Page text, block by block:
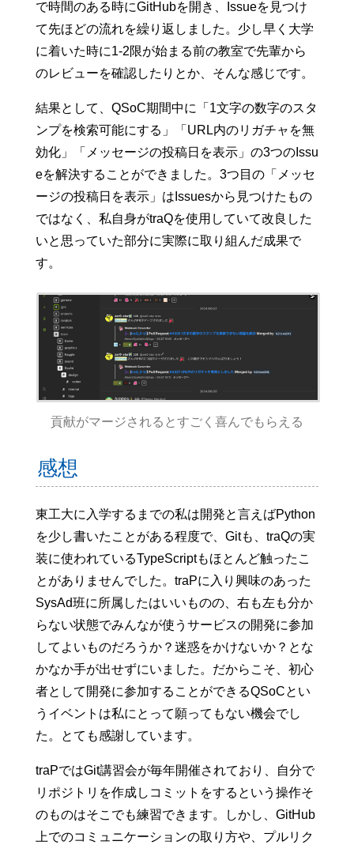
で時間のある時にGitHubを開き、Issueを見つけ
て先ほどの流れを繰り返しました。少し早く大学
に着いた時に1-2限が始まる前の教室で先輩から
のレビューを確認したりとか、そんな感じです。
結果として、QSoC期間中に「1文字の数字のスタ
ンプを検索可能にする」「URL内のリガチャを無
効化」「メッセージの投稿日を表示」の3つのIssu
eを解決することができました。3つ目の「メッセ
ージの投稿日を表示」はIssuesから見つけたもの
ではなく、私自身がtraQを使用していて改良した
いと思っていた部分に実際に取り組んだ成果で
す。
貢献がマージされるとすごく喜んでもらえる
感想
東工大に入学するまでの私は開発と言えばPython
を少し書いたことがある程度で、Gitも、traQの実
装に使われているTypeScriptもほとんど触ったこ
とがありませんでした。traPに入り興味のあった
SysAd班に所属したはいいものの、右も左も分か
らない状態でみんなが使うサービスの開発に参加
してよいものだろうか？迷惑をかけないか？とな
かなか手が出せずにいました。だからこそ、初心
者として開発に参加することができるQSoCとい
うイベントは私にとって願ってもない機会でし
た。とても感謝しています。
traPではGit講習会が毎年開催されており、自分で
リポジトリを作成しコミットをするという操作そ
のものはそこでも練習できます。しかし、GitHub
上でのコミュニケーションの取り方や、プルリク